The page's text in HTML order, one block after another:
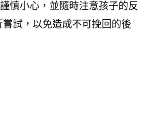
慎小心，並隨時注意孩子的反
試，以免造成不可挽回的後